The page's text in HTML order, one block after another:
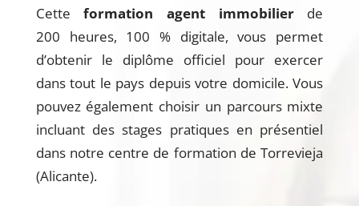
Cetteformation agent immobilierde
200 heures, 100 % digitale, vous permet
d’obtenir le diplôme officiel pour exercer
dans tout le pays depuis votre domicile. Vous
pouvez également choisir un parcours mixte
incluant des stages pratiques en présentiel
dans notre centre de formation de Torrevieja
(Alicante).